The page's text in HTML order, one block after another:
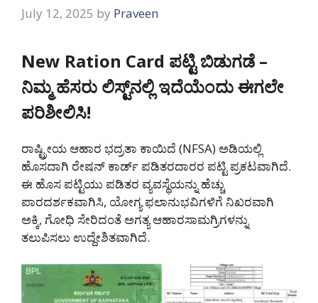
July 12, 2025 by Praveen
New Ration Card ಪಟ್ಟಿ ಬಿಡುಗಡೆ –
ನಿಮ್ಮ ಹೆಸರು ಲಿಸ್ಟ್‌ನಲ್ಲಿ ಇದೆಯೆಂದು ಈಗಲೇ
ಪರಿಶೀಲಿಸಿ!
ರಾಷ್ಟ್ರೀಯ ಆಹಾರ ಭದ್ರತಾ ಕಾಯಿದೆ (NFSA) ಅಡಿಯಲ್ಲಿ
ಹೊಸದಾಗಿ ರೇಷನ್ ಕಾರ್ಡ್ ಪಡಿತರದಾರರ ಪಟ್ಟಿ ಪ್ರಕಟವಾಗಿದೆ.
ಈ ಹೊಸ ಪಟ್ಟಿಯು ಪಡಿತರ ವ್ಯವಸ್ಥೆಯನ್ನು ಹೆಚ್ಚು
ಪಾರದರ್ಶಕವಾಗಿಸಿ, ಯೋಗ್ಯ ಫಲಾನುಭವಿಗಳಿಗೆ ನಿಖರವಾಗಿ
ಅಕ್ಕಿ, ಗೋಧಿ ಸೇರಿದಂತೆ ಅಗತ್ಯ ಆಹಾರಸಾಮಗ್ರಿಗಳನ್ನು
ತಲುಪಿಸಲು ಉದ್ದೇಶಿತವಾಗಿದೆ.